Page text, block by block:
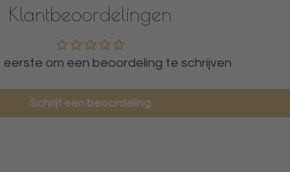
Klantbeoordelingen
eerste om een beoordeling te schrijven
Schrijf een beoordeling